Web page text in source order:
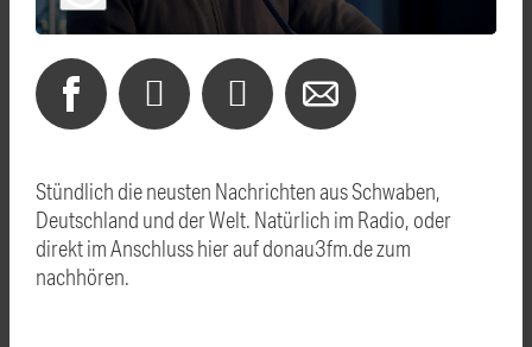
Stündlich die neusten Nachrichten aus Schwaben,
Deutschland und der Welt. Natürlich im Radio, oder
direkt im Anschluss hier auf donau3fm.de zum
nachhören.